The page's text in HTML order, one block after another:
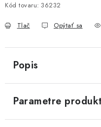
Kód tovaru: 36232
Tlač Opýtať sa
Popis
Parametre